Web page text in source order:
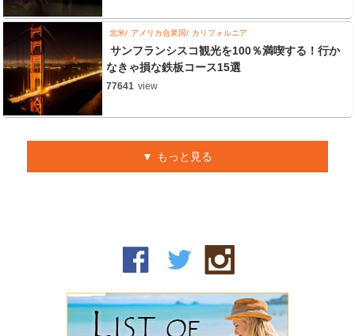
北米 アメリカ合衆国 カリフォルニア
サンフランシスコ観光を100％満喫する！行か
なきゃ損な鉄板コース15選
77641 view
もっと見る